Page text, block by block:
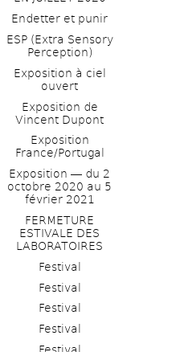
Endetter et punir
ESP (Extra Sensory
Perception)
Exposition à ciel
ouvert
Exposition de
Vincent Dupont
Exposition
France/Portugal
Exposition ― du 2
octobre 2020 au 5
février 2021
FERMETURE
ESTIVALE DES
LABORATOIRES
Festival
Festival
Festival
Festival